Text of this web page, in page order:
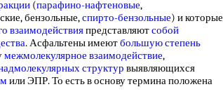
(парафино-нафтеновые,
бензольные,спирто-бензольные) и которые
взаимодействияпредставляютсобой
. Асфальтены имеютбольшую степень
межмолекулярное взаимодействие,
структур выявляющихся
или ЭПР. То есть в основу термина положена